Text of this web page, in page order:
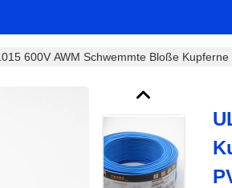
600V AWM Schwemmte Bloße